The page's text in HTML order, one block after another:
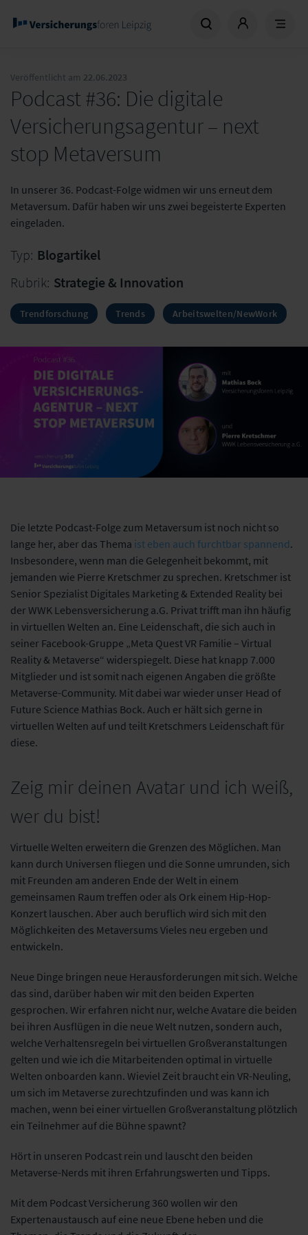
Veröffentlicht am 22.06.2023
Podcast #36: Die digitale
Versicherungsagentur – next
stop Metaversum
In unserer 36. Podcast-Folge widmen wir uns erneut dem
Metaversum. Dafür haben wir uns zwei begeisterte Experten
eingeladen.
Typ: Blogartikel
Rubrik: Strategie & Innovation
Trendforschung Trends Arbeitswelten/NewWork
Die letzte Podcast-Folge zum Metaversum ist noch nicht so
lange her, aber das Thema ist eben auch furchtbar spannend.
Insbesondere, wenn man die Gelegenheit bekommt, mit
jemanden wie Pierre Kretschmer zu sprechen. Kretschmer ist
Senior Spezialist Digitales Marketing & Extended Reality bei
der WWK Lebensversicherung a.G. Privat trifft man ihn häufig
in virtuellen Welten an. Eine Leidenschaft, die sich auch in
seiner Facebook-Gruppe „Meta Quest VR Familie – Virtual
Reality & Metaverse“ widerspiegelt. Diese hat knapp 7.000
Mitglieder und ist somit nach eigenen Angaben die größte
Metaverse-Community. Mit dabei war wieder unser Head of
Future Science Mathias Bock. Auch er hält sich gerne in
virtuellen Welten auf und teilt Kretschmers Leidenschaft für
diese.
Zeig mir deinen Avatar und ich weiß,
wer du bist!
Virtuelle Welten erweitern die Grenzen des Möglichen. Man
kann durch Universen fliegen und die Sonne umrunden, sich
mit Freunden am anderen Ende der Welt in einem
gemeinsamen Raum treffen oder als Ork einem Hip-Hop-
Konzert lauschen. Aber auch beruflich wird sich mit den
Möglichkeiten des Metaversums Vieles neu ergeben und
entwickeln.
Neue Dinge bringen neue Herausforderungen mit sich. Welche
das sind, darüber haben wir mit den beiden Experten
gesprochen. Wir erfahren nicht nur, welche Avatare die beiden
bei ihren Ausflügen in die neue Welt nutzen, sondern auch,
welche Verhaltensregeln bei virtuellen Großveranstaltungen
gelten und wie ich die Mitarbeitenden optimal in virtuelle
Welten onboarden kann. Wieviel Zeit braucht ein VR-Neuling,
um sich im Metaverse zurechtzufinden und was kann ich
machen, wenn bei einer virtuellen Großveranstaltung plötzlich
ein Teilnehmer auf die Bühne spawnt?
Hört in unseren Podcast rein und lauscht den beiden
Metaverse-Nerds mit ihren Erfahrungswerten und Tipps.
Mit dem Podcast Versicherung 360 wollen wir den
Expertenaustausch auf eine neue Ebene heben und die